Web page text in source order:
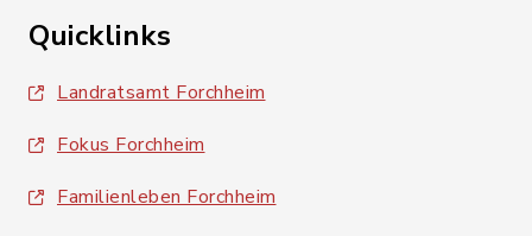
Quicklinks
Landratsamt Forchheim
Fokus Forchheim
Familienleben Forchheim